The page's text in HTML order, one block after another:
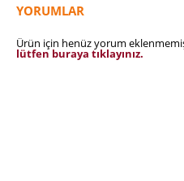
YORUMLAR
Ürün için henüz yorum
lütfen buraya tıklayınız.